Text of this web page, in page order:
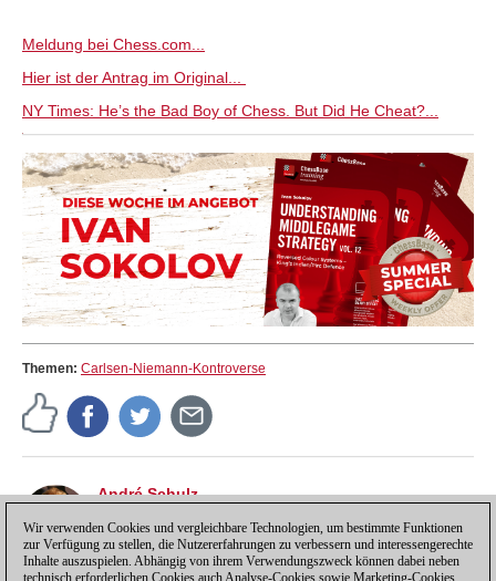
Meldung bei Chess.com...
Hier ist der Antrag im Original...
NY Times: He’s the Bad Boy of Chess. But Did He Cheat?...
Themen: Carlsen-Niemann-Kontroverse
André Schulz
der Redakteur der deutschsprachigen ChessBase
Schachnachrichten-Seite.
Wir verwenden Cookies und vergleichbare Technologien, um bestimmte Funktionen
zur Verfügung zu stellen, die Nutzererfahrungen zu verbessern und interessengerechte
Inhalte auszuspielen. Abhängig von ihrem Verwendungszweck können dabei neben
technisch erforderlichen Cookies auch Analyse-Cookies sowie Marketing-Cookies